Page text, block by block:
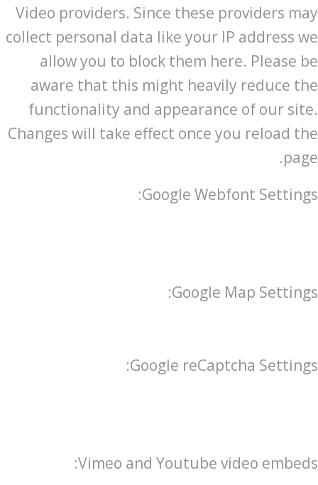
Video providers. Since these providers may
collect personal data like your IP address we
allow you to block them here. Please be
aware that this might heavily reduce the
functionality and appearance of our site.
Changes will take effect once you reload the
page.
Google Webfont Settings:
Google Map Settings:
Google reCaptcha Settings:
Vimeo and Youtube video embeds: